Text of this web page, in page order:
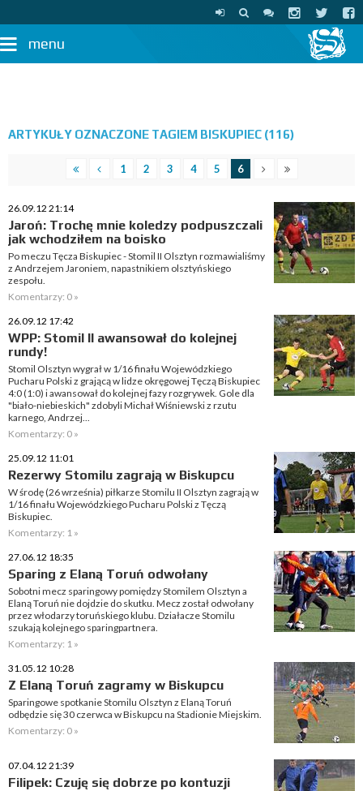
menu
ARTYKUŁY OZNACZONE TAGIEM BISKUPIEC (116)
1 2 3 4 5 6
26.09.12 21:14
Jaroń: Trochę mnie koledzy podpuszczali
jak wchodziłem na boisko
Po meczu Tęcza Biskupiec - Stomil II Olsztyn rozmawialiśmy
z Andrzejem Jaroniem, napastnikiem olsztyńskiego
zespołu.
Komentarzy: 0 »
26.09.12 17:42
WPP: Stomil II awansował do kolejnej
rundy!
Stomil Olsztyn wygrał w 1/16 finału Wojewódzkiego
Pucharu Polski z grającą w lidze okręgowej Tęczą Biskupiec
4:0 (1:0) i awansował do kolejnej fazy rozgrywek. Gole dla
"biało-niebieskich" zdobyli Michał Wiśniewski z rzutu
karnego, Andrzej...
Komentarzy: 0 »
25.09.12 11:01
Rezerwy Stomilu zagrają w Biskupcu
W środę (26 września) piłkarze Stomilu II Olsztyn zagrają w
1/16 finału Wojewódzkiego Pucharu Polski z Tęczą
Biskupiec.
Komentarzy: 1 »
27.06.12 18:35
Sparing z Elaną Toruń odwołany
Sobotni mecz sparingowy pomiędzy Stomilem Olsztyn a
Elaną Toruń nie dojdzie do skutku. Mecz został odwołany
przez włodarzy toruńskiego klubu. Działacze Stomilu
szukają kolejnego sparingpartnera.
Komentarzy: 1 »
31.05.12 10:28
Z Elaną Toruń zagramy w Biskupcu
Sparingowe spotkanie Stomilu Olsztyn z Elaną Toruń
odbędzie się 30 czerwca w Biskupcu na Stadionie Miejskim.
Komentarzy: 0 »
07.04.12 21:39
Filipek: Czuję się dobrze po kontuzji